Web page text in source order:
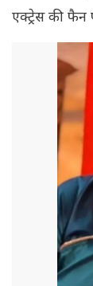
एक्ट्रेस की फैन